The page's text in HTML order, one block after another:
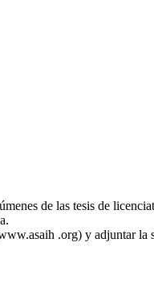
de las tesis de
.org) y adjuntar la